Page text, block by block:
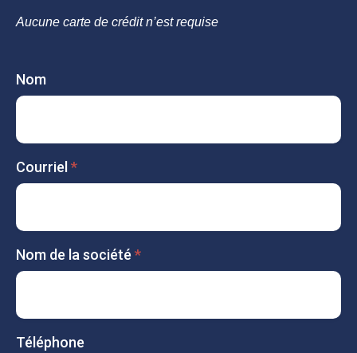
Aucune carte de crédit n’est requise
Trial
Up
Nom
Courriel *
Nom de la société *
Téléphone